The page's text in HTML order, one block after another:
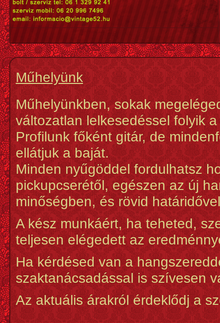
Műhelyünk
Műhelyünkben, sokak
változatlan lelkesedéssel folyik
Profilunk főként gitár, de
ellátjuk a baját.
Minden nyűgöddel fordulhatsz
pickupcserétől, egészen az új
minőségben, és rövid
A kész munkáért, ha teheted,
teljesen elégedett az
Ha kérdésed van a
szaktanácsadással is szívesen
Az aktuális árakról érdeklődj a